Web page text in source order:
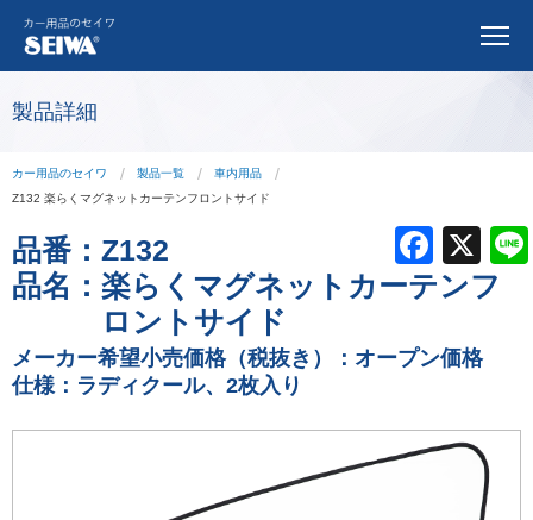
製品詳細
カー用品のセイワ 製品一覧
車内用品
Z132 楽らくマグネットカーテンフロントサイド
F
a
e
o
X
品番： Z132
品名： 楽らくマグネットカーテンフ
ロントサイド
メーカー希望小売価格（税抜き）：オープン価格
仕様：ラディクール、2枚入り